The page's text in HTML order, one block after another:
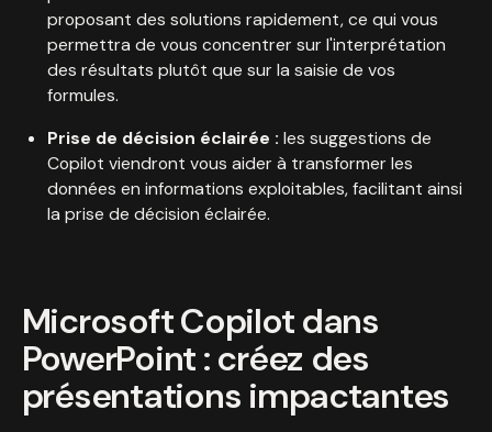
proposant des solutions rapidement, ce qui vous
permettra de vous concentrer sur l'interprétation
des résultats plutôt que sur la saisie de vos
formules.
Prise de décision éclairée : les suggestions de
Copilot viendront vous aider à transformer les
données en informations exploitables, facilitant ainsi
la prise de décision éclairée.
Microsoft Copilot dans
PowerPoint : créez des
présentations impactantes